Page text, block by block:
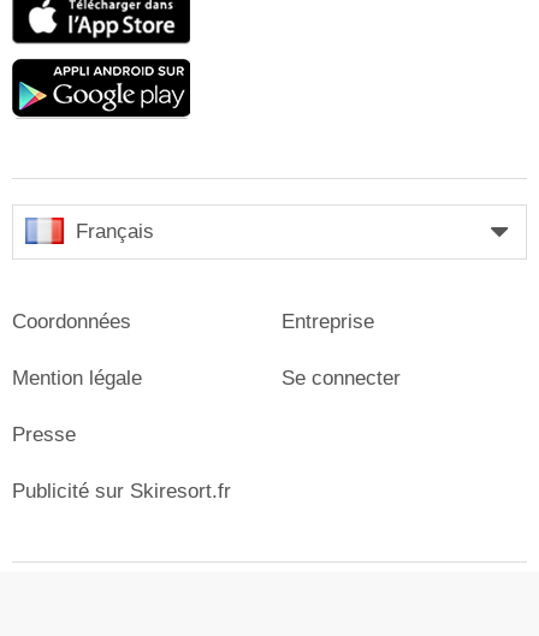
Google
Français
Coordonnées
Mention légale
Presse
Entreprise
Se connecter
Publicité sur Skiresort.fr